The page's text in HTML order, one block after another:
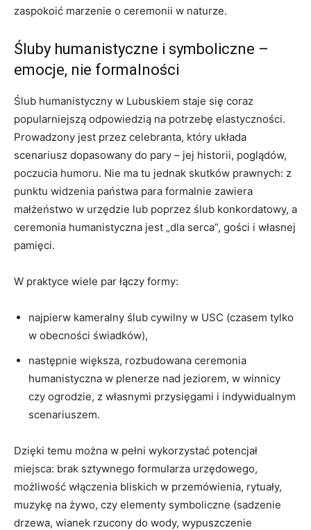
zaspokoić marzenie o ceremonii w naturze.
Śluby humanistyczne i symboliczne –
emocje, nie formalności
Ślub humanistyczny w Lubuskiem staje się coraz
popularniejszą odpowiedzią na potrzebę elastyczności.
Prowadzony jest przez celebranta, który układa
scenariusz dopasowany do pary – jej historii, poglądów,
poczucia humoru. Nie ma tu jednak skutków prawnych: z
punktu widzenia państwa para formalnie zawiera
małżeństwo w urzędzie lub poprzez ślub konkordatowy, a
ceremonia humanistyczna jest „dla serca”, gości i własnej
pamięci.
W praktyce wiele par łączy formy:
najpierw kameralny ślub cywilny w USC (czasem tylko
w obecności świadków),
następnie większa, rozbudowana ceremonia
humanistyczna w plenerze nad jeziorem, w winnicy
czy ogrodzie, z własnymi przysięgami i indywidualnym
scenariuszem.
Dzięki temu można w pełni wykorzystać potencjał
miejsca: brak sztywnego formularza urzędowego,
możliwość włączenia bliskich w przemówienia, rytuały,
muzykę na żywo, czy elementy symboliczne (sadzenie
drzewa, wianek rzucony do wody, wypuszczenie